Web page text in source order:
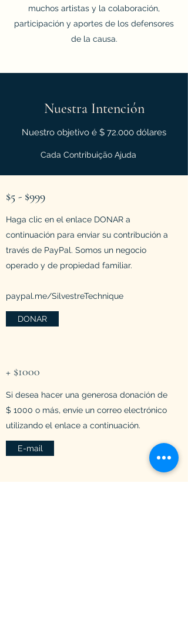
muchos artistas y la colaboración,
participación y aportes de los defensores
de la causa.
Nuestra Intención
Nuestro objetivo é $ 72.000 dólares
Cada Contribuição Ajuda
$5 - $999
Haga clic en el enlace DONAR a
continuación para enviar su contribución a
través de PayPal. Somos un negocio
operado y de propiedad familiar.
paypal.me/SilvestreTechnique
DONAR
+ $1000
Si desea hacer una generosa donación de
$ 1000 o más, envíe un correo electrónico
utilizando el enlace a continuación.
E-mail